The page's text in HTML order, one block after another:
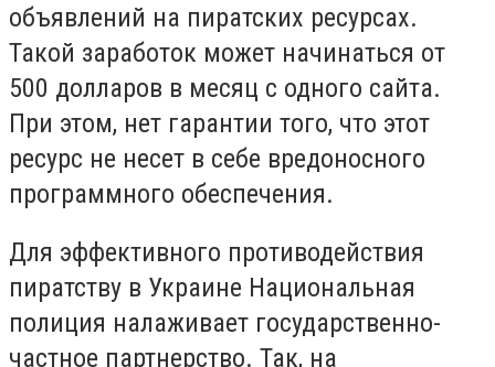
объявлений на пиратских ресурсах.
Такой заработок может начинаться от
500 долларов в месяц с одного сайта.
При этом, нет гарантии того, что этот
ресурс не несет в себе вредоносного
программного обеспечения.
Для эффективного противодействия
пиратству в Украине Национальная
полиция налаживает государственно-
частное партнерство. Так, на